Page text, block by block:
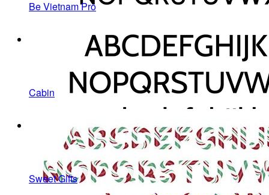
Be Vietnam Pro
Cabin
Sweet Gifts